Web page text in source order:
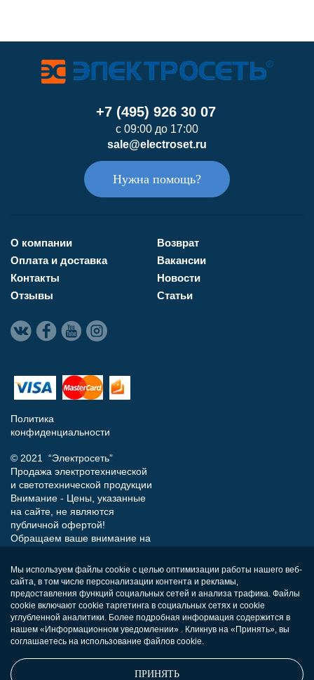
+7 (495) 926 30 07
с 09:00 до 17:00
sale@electroset.ru
Нужна помощь?
О компании
Оплата и доставка
Контакты
Отзывы
Возврат
Вакансии
Новости
Статьи
Политика
конфиденциальности
© 2021 “Электросеть”
Продажа электротехнической
и светотехнической продукции
Внимание - Цены, указанные
на сайте, не являются
публичной офертой!
Обращаем ваше внимание на
носит исключительно
информационный характер и
ни при каких условиях не
является публичной офертой,
определяемой положениями
Статьи 437 (п.2) Гражданского
кодекса РФ.
Мы используем файлы cookie с целью оптимизации работы нашего веб-
сайта, в том числе персонализации контента и рекламы,
предоставления функций социальных сетей и анализа трафика. Файлы
cookie включают cookie таргетинга в социальных сетях и cookie
углубленной аналитики. Более подробная информация содержится в
нашем «Информационном уведомлении» . Кликнув на «Принять», вы
соглашаетесь на использование файлов cookie.
ПРИНЯТЬ